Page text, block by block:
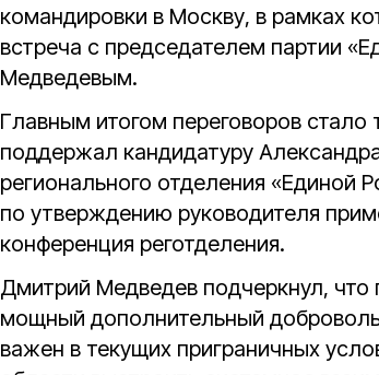
командировки в Москву, в рамках
встреча с председателем партии
Медведевым.
Главным итогом переговоров
поддержал кандидатуру
регионального отделения «Единой
по утверждению руководителя
конференция реготделения.
Дмитрий Медведев подчеркнул,
мощный дополнительный
важен в текущих приграничных